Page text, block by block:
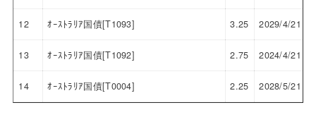
12 ｵｰｽﾄﾗﾘｱ国債[T1093] 3.25 2029/4/21
13 ｵｰｽﾄﾗﾘｱ国債[T1092] 2.75 2024/4/21
14 ｵｰｽﾄﾗﾘｱ国債[T0004] 2.25 2028/5/21